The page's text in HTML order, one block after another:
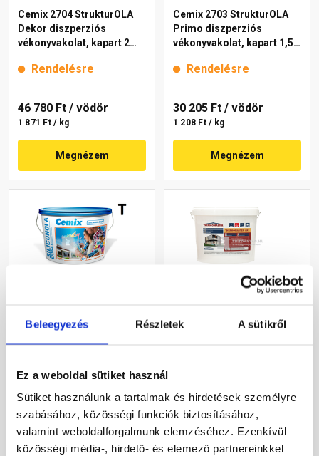
Beleegyezés Részletek A sütikről
Ez a weboldal sütiket használ
Sütiket használunk a tartalmak és hirdetések személyre
szabásához, közösségi funkciók biztosításához,
valamint weboldalforgalmunk elemzéséhez. Ezenkívül
közösségi média-, hirdető- és elemező partnereinkkel
Cemix 2704 StrukturOLA
Dekor diszperziós
vékonyvakolat, kapart 2
Rendelésre
46 780 Ft / vödör
1 871 Ft / kg
Megnézem
Cemix 2703 StrukturOLA
Primo diszperziós
vékonyvakolat, kapart 1,5
Rendelésre
30 205 Ft / vödör
1 208 Ft / kg
Megnézem
Cemix 2737 SiliconOLA
Extra szilikon
vékonyvakolat, dörzsölt 2
Rendelésre
51 380 Ft/ vödör
2 055 Ft / kg
Masterplast
40 780 Ft/ db
1 631 Ft / kg